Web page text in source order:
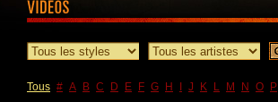
Tous # A B C D E F G H J K L M N O P